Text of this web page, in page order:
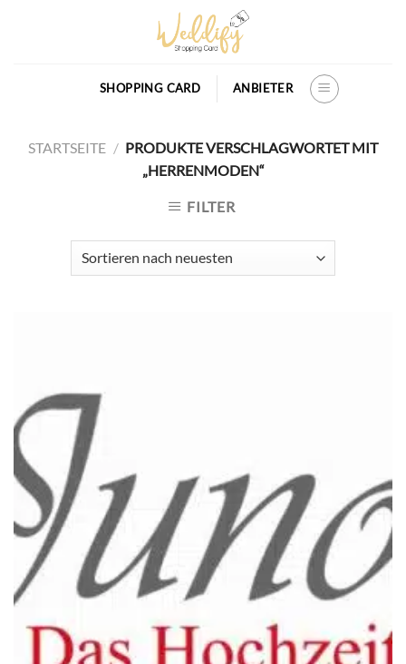
SHOPPING CARD ANBIETER
STARTSEITE / PRODUKTE VERSCHLAGWORTET MIT
„HERRENMODEN“
FILTER